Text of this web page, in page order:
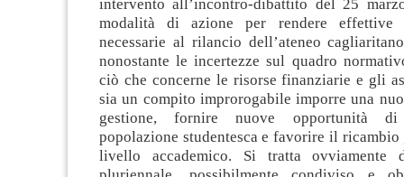
intervento all’incontro-dibattito del 25
modalità di azione per rendere effettive
necessarie al rilancio dell’ateneo
nonostante le incertezze sul quadro
ciò che concerne le risorse finanziarie e gli
sia un compito improrogabile imporre una
gestione, fornire nuove opportunità
popolazione studentesca e favorire il ricambio
livello accademico. Si tratta ovviamente